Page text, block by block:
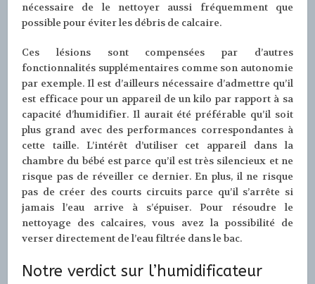
nécessaire de le nettoyer aussi fréquemment que
possible pour éviter les débris de calcaire.
Ces lésions sont compensées par d’autres
fonctionnalités supplémentaires comme son autonomie
par exemple. Il est d’ailleurs nécessaire d’admettre qu’il
est efficace pour un appareil de un kilo par rapport à sa
capacité d’humidifier. Il aurait été préférable qu’il soit
plus grand avec des performances correspondantes à
cette taille. L’intérêt d’utiliser cet appareil dans la
chambre du bébé est parce qu’il est très silencieux et ne
risque pas de réveiller ce dernier. En plus, il ne risque
pas de créer des courts circuits parce qu’il s’arrête si
jamais l’eau arrive à s’épuiser. Pour résoudre le
nettoyage des calcaires, vous avez la possibilité de
verser directement de l’eau filtrée dans le bac.
Notre verdict sur l’humidificateur